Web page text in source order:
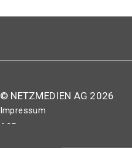
© NETZMEDIEN AG 2026
Impressum
AGB